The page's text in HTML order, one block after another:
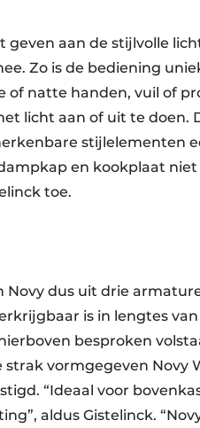
geven aan de stijlvolle
Zo is de bediening
of natte handen, vuil of
licht aan of uit te doen.
stijlelementen
en kookplaat
toe.
dus uit drie
is in lengtes
besproken
vormgegeven Novy
“Ideaal voor
aldus Gistelinck.